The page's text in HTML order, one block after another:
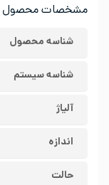
مشخصات محصول
شناسه محصول
شناسه سیستم
آلیاژ
اندازه
حالت